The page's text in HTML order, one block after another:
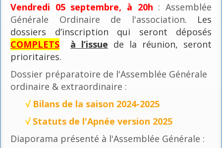
Vendredi 05 septembre, à 20h : Assemblée
Générale Ordinaire de l'association. Les
dossiers d’inscription qui seront déposés
COMPLETS
à l’issue de la réunion, seront
prioritaires.
Dossier préparatoire de l'Assemblée Générale
ordinaire & extraordinaire :
√ Bilans de la saison 2024-2025
√ Statuts de l'Apnée version 2025
Diaporama présenté à l'Assemblée Générale :